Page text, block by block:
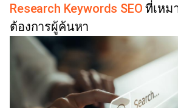
Research Keywords SEO ที่เหม
ต้องการผู้ค้นหา